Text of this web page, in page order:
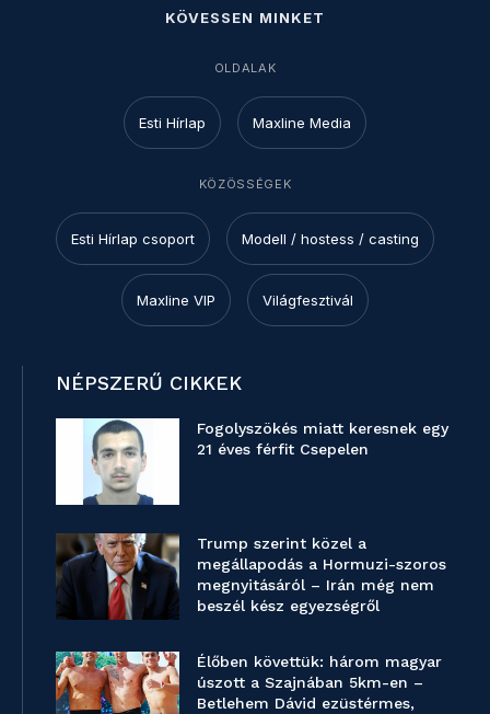
KÖVESSEN MINKET
OLDALAK
Esti Hírlap Maxline Media
KÖZÖSSÉGEK
Esti Hírlap csoport Modell / hostess / casting
Maxline VIP Világfesztivál
NÉPSZERŰ CIKKEK
Fogolyszökés miatt keresnek egy
21 éves férfit Csepelen
Trump szerint közel a
megállapodás a Hormuzi-szoros
megnyitásáról – Irán még nem
beszél kész egyezségről
Élőben követtük: három magyar
úszott a Szajnában 5km-en –
Betlehem Dávid ezüstérmes,